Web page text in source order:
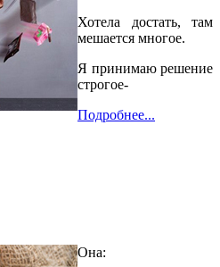
Хотела достать, там
мешается многое.
Я принимаю решение
строгое-
Подробнее...
Она: